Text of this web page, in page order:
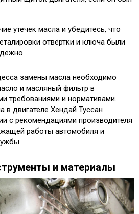
утечек масла и убедитесь, что
отвёртки и ключа были
замены масла необходимо
и масляный фильтр в
требованиями и нормативами.
в двигателе Хендай Туссан
с рекомендациями производителя
работы автомобиля и
и материалы